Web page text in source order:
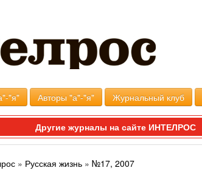
"я" Авторы "а"-"я" Журнальный клуб
Другие журналы на сайте ИНТЕЛРОС
» Русская жизнь » №17, 2007